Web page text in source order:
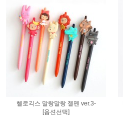
헬로긱스 말랑말랑 젤펜 ver.3-
[옵션선택]